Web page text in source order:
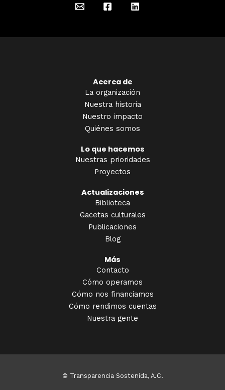
Acerca de
La organización
Nuestra historia
Nuestro impacto
Quiénes somos
Lo que hacemos
Nuestras prioridades
Proyectos
Actualizaciones
Biblioteca
Gacetas culturales
Publicaciones
Blog
Más
Contacto
Cómo operamos
Cómo nos financiamos
Cómo rendimos cuentas
Nuestra gente
© Transparencia Sostenida, A.C.